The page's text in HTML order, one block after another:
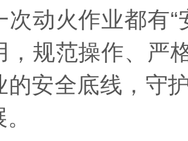
次动火作业都有
，规范操作、严
的安全底线，守